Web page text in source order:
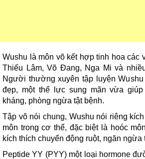
Wushu là môn võ kết hợp tinh hoa các
Thiếu Lâm, Võ Đang, Nga Mi và
Người thường xuyên tập luyện
đẹp, một thể lực sung mãn vừa
kháng, phòng ngừa tật bệnh.
Tập võ nói chung, Wushu nói riêng
môn trong cơ thể, đặc biệt là hoóc
kích thích chuyển động ruột, ngăn
Peptide YY (PYY) một loại hormone